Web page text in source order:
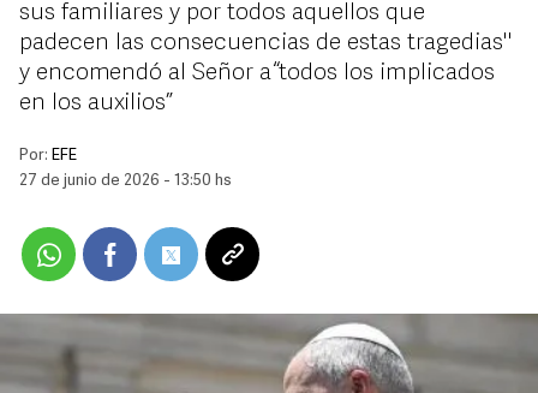
sus familiares y por todos aquellos que
padecen las consecuencias de estas tragedias"
y encomendó al Señor a “todos los implicados
en los auxilios”
Por: EFE
27 de junio de 2026 - 13:50 hs